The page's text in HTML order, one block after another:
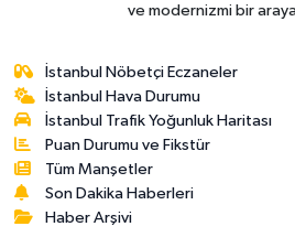
ve modernizmi bir
İstanbul Nöbetçi Eczaneler
İstanbul Hava Durumu
İstanbul Trafik Yoğunluk Haritası
Puan Durumu ve Fikstür
Tüm Manşetler
Son Dakika Haberleri
Haber Arşivi